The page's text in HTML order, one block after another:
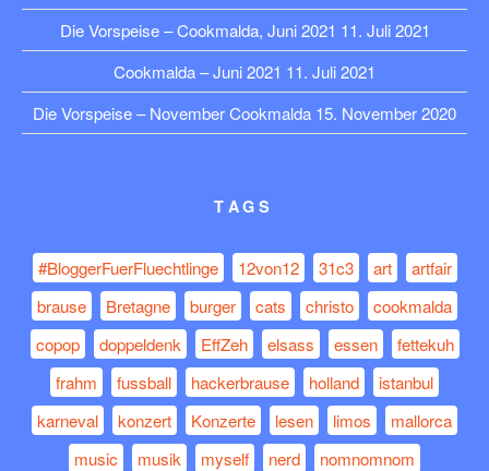
Die Vorspeise – Cookmalda, Juni 2021 11. Juli 2021
Cookmalda – Juni 2021 11. Juli 2021
Die Vorspeise – November Cookmalda 15. November 2020
TAGS
#BloggerFuerFluechtlinge 12von12 31c3 art
artfair
brause
Bretagne burger cats christo
cookmalda
copop
doppeldenk EffZeh elsass essen
fettekuh
frahm
fussball hackerbrause holland
istanbul
karneval
konzert Konzerte lesen limos
mallorca
music
musik myself nerd
nomnomnom